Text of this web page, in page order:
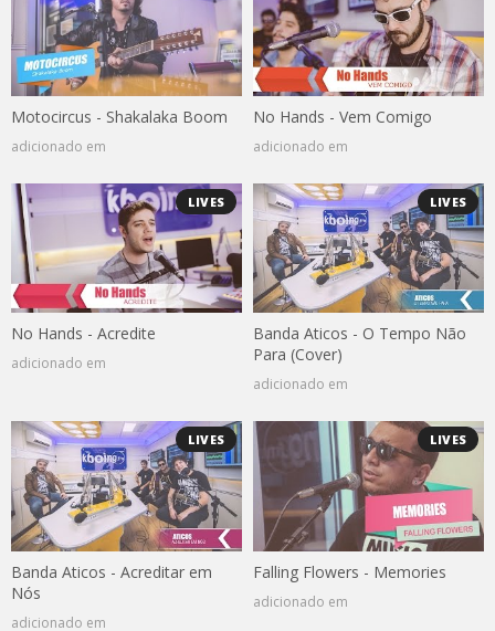
Motocircus - Shakalaka Boom
adicionado em
No Hands - Vem Comigo
adicionado em
LIVES
No Hands - Acredite
adicionado em
LIVES
Banda Aticos - O Tempo Não
Para (Cover)
adicionado em
LIVES
Banda Aticos - Acreditar em
Nós
adicionado em
LIVES
Falling Flowers - Memories
adicionado em